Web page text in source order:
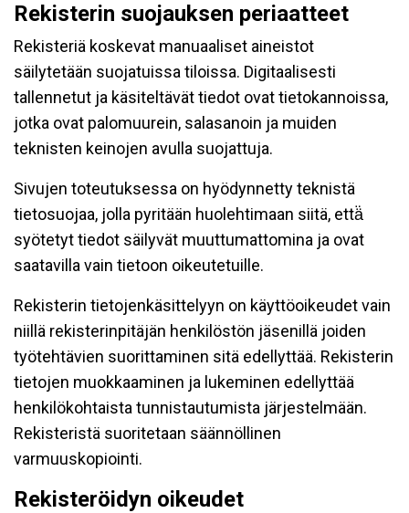
Rekisterin suojauksen periaatteet
Rekisteriä koskevat manuaaliset aineistot
säilytetään suojatuissa tiloissa. Digitaalisesti
tallennetut ja käsiteltävät tiedot ovat tietokannoissa,
jotka ovat palomuurein, salasanoin ja muiden
teknisten keinojen avulla suojattuja.
Sivujen toteutuksessa on hyödynnetty teknistä
tietosuojaa, jolla pyritään huolehtimaan siitä, että̈
syötetyt tiedot säilyvät muuttumattomina ja ovat
saatavilla vain tietoon oikeutetuille.
Rekisterin tietojenkäsittelyyn on käyttöoikeudet vain
niillä rekisterinpitäjän henkilöstön jäsenillä joiden
työtehtävien suorittaminen sitä edellyttää. Rekisterin
tietojen muokkaaminen ja lukeminen edellyttää
henkilökohtaista tunnistautumista järjestelmään.
Rekisteristä suoritetaan säännöllinen
varmuuskopiointi.
Rekisteröidyn oikeudet